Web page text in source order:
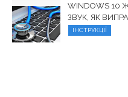
WINDOWS
ЗВУК, ЯК
ІНСТРУКЦІЇ